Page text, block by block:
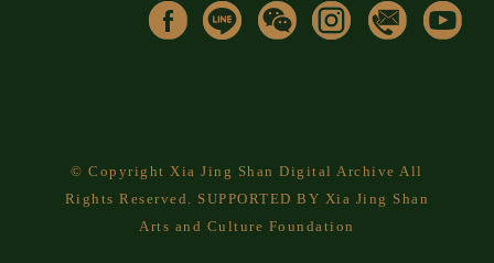
© Copyright Xia Jing Shan Digital Archive All
Rights Reserved. SUPPORTED BY Xia Jing Shan
Arts and Culture Foundation